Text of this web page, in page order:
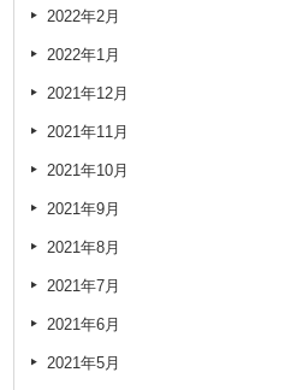
2022年2月
2022年1月
2021年12月
2021年11月
2021年10月
2021年9月
2021年8月
2021年7月
2021年6月
2021年5月